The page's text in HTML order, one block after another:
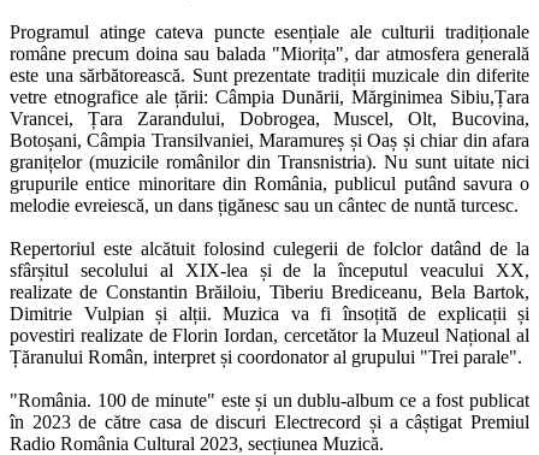
Programul atinge cateva puncte esențiale ale culturii tradiționale
române precum doina sau balada "Miorița", dar atmosfera generală
este una sărbătorească. Sunt prezentate tradiții muzicale din diferite
vetre etnografice ale țării: Câmpia Dunării, Mărginimea Sibiu,Țara
Vrancei, Țara Zarandului, Dobrogea, Muscel, Olt, Bucovina,
Botoșani, Câmpia Transilvaniei, Maramureș și Oaș și chiar din afara
granițelor (muzicile românilor din Transnistria). Nu sunt uitate nici
grupurile entice minoritare din România, publicul putând savura o
melodie evreiescă, un dans țigănesc sau un cântec de nuntă turcesc.
Repertoriul este alcătuit folosind culegerii de folclor datând de la
sfârșitul secolului al XIX-lea și de la începutul veacului XX,
realizate de Constantin Brăiloiu, Tiberiu Brediceanu, Bela Bartok,
Dimitrie Vulpian și alții. Muzica va fi însoțită de explicații și
povestiri realizate de Florin Iordan, cercetător la Muzeul Național al
Țăranului Român, interpret și coordonator al grupului "Trei parale".
"România. 100 de minute" este și un dublu-album ce a fost publicat
în 2023 de către casa de discuri Electrecord și a câștigat Premiul
Radio România Cultural 2023, secțiunea Muzică.